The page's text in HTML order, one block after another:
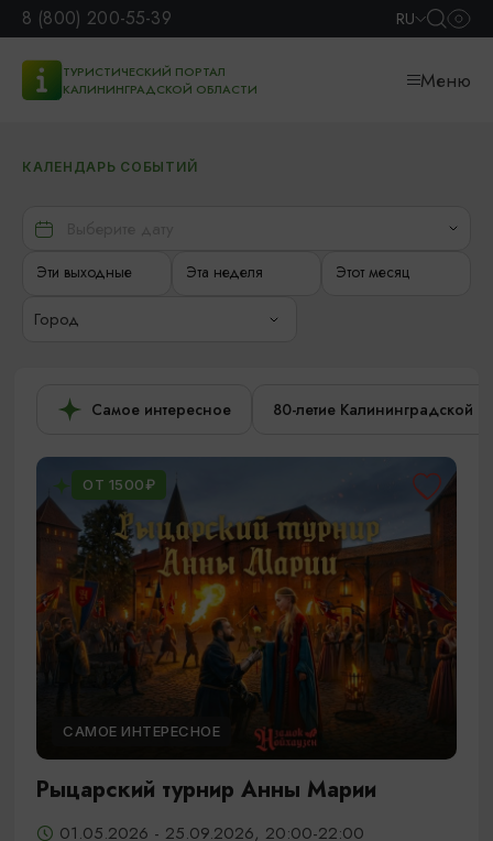
8 (800) 200-55-39 RU
ТУРИСТИЧЕСКИЙ ПОРТАЛ
КАЛИНИНГРАДСКОЙ ОБЛАСТИ
Меню
КАЛЕНДАРЬ СОБЫТИЙ
Эти выходные Эта неделя Этот месяц
Город
Самое интересное 80-летие Калининградской
ОТ 1500₽
САМОЕ ИНТЕРЕСНОЕ
Рыцарский турнир Анны Марии
01.05.2026 - 25.09.2026, 20:00-22:00